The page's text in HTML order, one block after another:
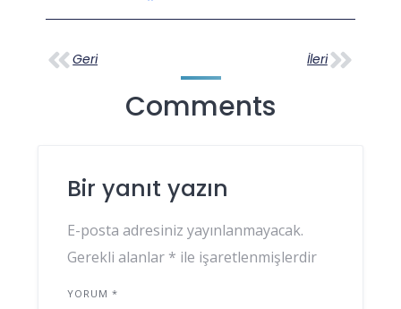
Geri İleri
Comments
Bir yanıt yazın
E-posta adresiniz yayınlanmayacak.
Gerekli alanlar * ile işaretlenmişlerdir
YORUM *